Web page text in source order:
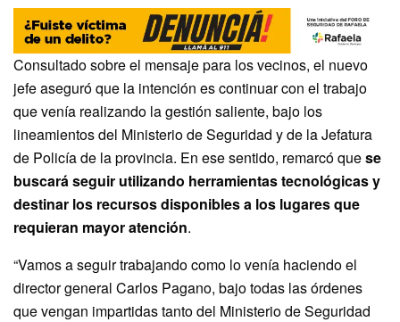
Consultado sobre el mensaje para los vecinos, el nuevo
jefe aseguró que la intención es continuar con el trabajo
que venía realizando la gestión saliente, bajo los
lineamientos del Ministerio de Seguridad y de la Jefatura
de Policía de la provincia. En ese sentido, remarcó quese
buscará seguir utilizando herramientas tecnológicas y
destinar los recursos disponibles a los lugares que
requieran mayor atención.
“Vamos a seguir trabajando como lo venía haciendo el
director general Carlos Pagano, bajo todas las órdenes
que vengan impartidas tanto del Ministerio de Seguridad